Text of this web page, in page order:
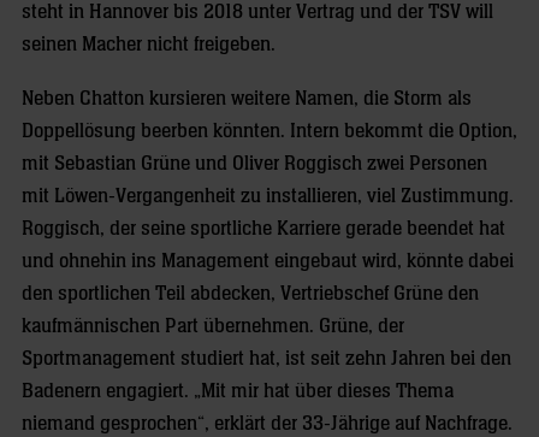
steht in Hannover bis 2018 unter Vertrag und der TSV will
seinen Macher nicht freigeben.
Neben Chatton kursieren weitere Namen, die Storm als
Doppellösung beerben könnten. Intern bekommt die Option,
mit Sebastian Grüne und Oliver Roggisch zwei Personen
mit Löwen-Vergangenheit zu installieren, viel Zustimmung.
Roggisch, der seine sportliche Karriere gerade beendet hat
und ohnehin ins Management eingebaut wird, könnte dabei
den sportlichen Teil abdecken, Vertriebschef Grüne den
kaufmännischen Part übernehmen. Grüne, der
Sportmanagement studiert hat, ist seit zehn Jahren bei den
Badenern engagiert. „Mit mir hat über dieses Thema
niemand gesprochen“, erklärt der 33-Jährige auf Nachfrage.